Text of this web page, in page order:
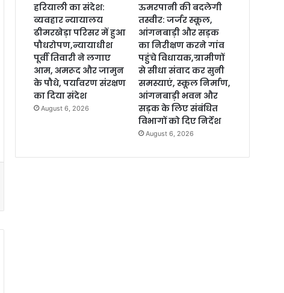
हरियाली का संदेश:
व्यवहार न्यायालय
ढीमरखेड़ा परिसर में हुआ
पौधरोपण,न्यायाधीश
पूर्वी तिवारी ने लगाए
आम, अमरूद और जामुन
के पौधे, पर्यावरण संरक्षण
का दिया संदेश
August 6, 2026
ऊमरपानी की बदलेगी
तस्वीर: जर्जर स्कूल,
आंगनबाड़ी और सड़क
का निरीक्षण करने गांव
पहुंचे विधायक,ग्रामीणों
से सीधा संवाद कर सुनी
समस्याएं, स्कूल निर्माण,
आंगनबाड़ी भवन और
सड़क के लिए संबंधित
विभागों को दिए निर्देश
August 6, 2026